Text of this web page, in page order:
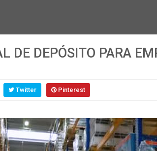
DE DEPÓSITO PARA
Twitter Pinterest